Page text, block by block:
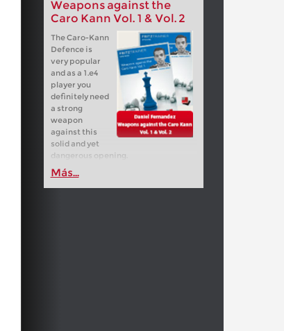
Weapons against the
Caro Kann Vol. 1 & Vol. 2
The Caro-Kann
Defence is
very popular
and as a 1.e4
player you
definitely need
a strong
weapon
against this
solid and yet
dangerous opening.
Más...